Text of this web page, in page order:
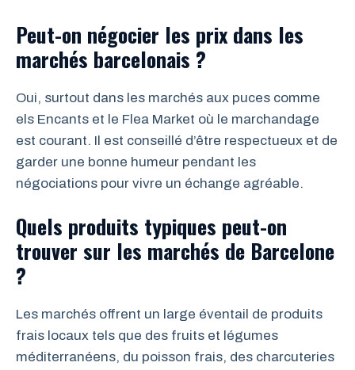
Peut-on négocier les prix dans les
marchés barcelonais ?
Oui, surtout dans les marchés aux puces comme
els Encants et le Flea Market où le marchandage
est courant. Il est conseillé d’être respectueux et de
garder une bonne humeur pendant les
négociations pour vivre un échange agréable.
Quels produits typiques peut-on
trouver sur les marchés de Barcelone
?
Les marchés offrent un large éventail de produits
frais locaux tels que des fruits et légumes
méditerranéens, du poisson frais, des charcuteries